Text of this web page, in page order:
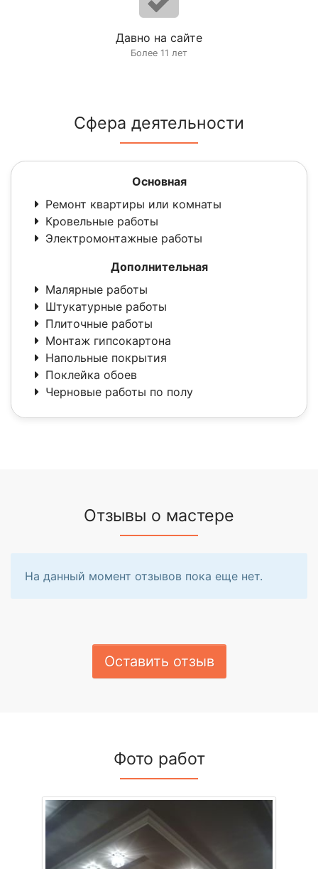
Давно на сайте
Более 11 лет
Сфера деятельности
Основная
Ремонт квартиры или комнаты
Кровельные работы
Электромонтажные работы
Дополнительная
Малярные работы
Штукатурные работы
Плиточные работы
Монтаж гипсокартона
Напольные покрытия
Поклейка обоев
Черновые работы по полу
Отзывы о мастере
На данный момент отзывов пока еще нет.
Оставить отзыв
Фото работ